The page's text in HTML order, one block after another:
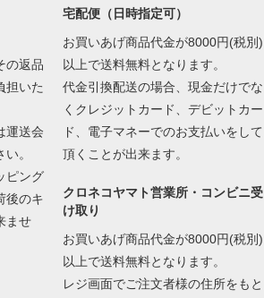
の返品
担いた
運送会
。
ピング
後のキ
ませ
宅配便（日時指定可）
お買いあげ商品代金が8000円(税別)
以上で送料無料となります。
代金引換配送の場合、現金だけでな
くクレジットカード、デビットカー
ド、電子マネーでのお支払いをして
頂くことが出来ます。
クロネコヤマト営業所・コンビニ受
け取り
お買いあげ商品代金が8000円(税別)
以上で送料無料となります。
レジ画面でご注文者様の住所をもと